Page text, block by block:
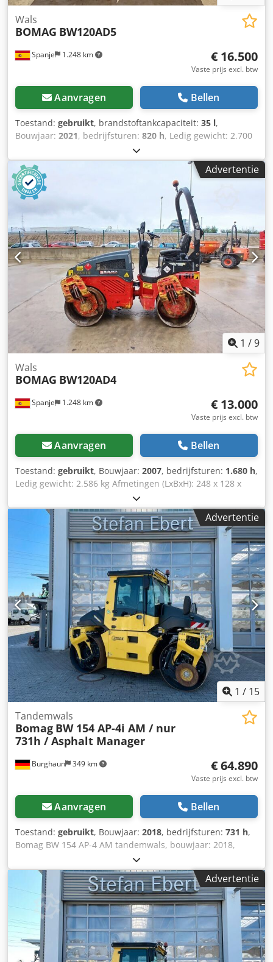
Spanje 1.248 km
Wals
BOMAG BW120AD5
€ 16.500
Vaste prijs excl. btw
Aanvragen Bellen
Toestand: gebruikt, brandstoftankcapaciteit: 35 l,
Bouwjaar: 2021, bedrijfsturen: 820 h, Ledig gewicht: 2.700
kg Dksdpfx Aloy Iz A Aemjr Afmetingen (LxBxH): 253 x 127 x
257 cm
Advertentie
1 /9
Spanje 1.248 km
Wals
BOMAG BW120AD4
€ 13.000
Vaste prijs excl. btw
Aanvragen Bellen
Toestand: gebruikt, Bouwjaar: 2007, bedrijfsturen: 1.680 h,
Ledig gewicht: 2.586 kg Afmetingen (LxBxH): 248 x 128 x
180 cm Dedpfxezb I Tme Almjkr
Advertentie
1 / 15
Burghaun 349 km
Tandemwals
Bomag BW 154 AP-4i AM / nur
731h / Asphalt Manager
€ 64.890
Vaste prijs excl. btw
Aanvragen Bellen
Toestand: gebruikt, Bouwjaar: 2018, bedrijfsturen: 731 h,
Bomag BW 154 AP-4 AM tandemwals, bouwjaar: 2018,
bedrijfsuren: slechts 731 uur, motor: Kubota [55,4 kW/75
pk], Asphalt Manager 2, gewicht: 7.300 kg, gladde trommel,
goede staat, direct inzetbaar, Dedpfxezq Tzyj Almjkr Op
aanvraag kunnen wij u een lease- of financieringsvoorstel
doen. De heer Mihm (tel. ) staat u graag te woord. Meer
informatie vindt u op onze website. Onder voorbehoud van
fouten en tussenverkoop! = Meer informatie = Neem
contact op met Tobias Ebert voor meer informatie.
Advertentie